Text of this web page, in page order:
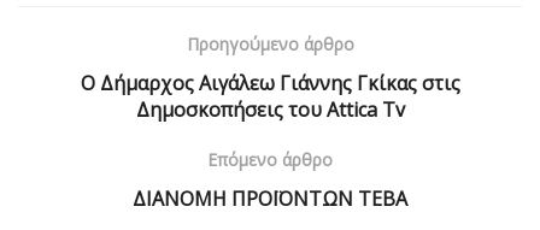
Προηγούμενο άρθρο
Ο Δήμαρχος Αιγάλεω Γιάννης Γκίκας στις
Δημοσκοπήσεις του Attica Tv
Επόμενο άρθρο
ΔΙΑΝΟΜΗ ΠΡΟΪΟΝΤΩΝ ΤΕΒΑ